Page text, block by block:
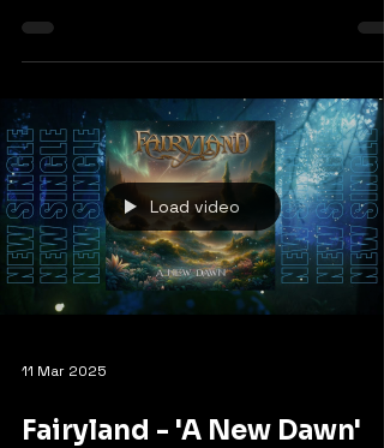
Load video
11 Mar 2025
Fairyland - 'A New Dawn'